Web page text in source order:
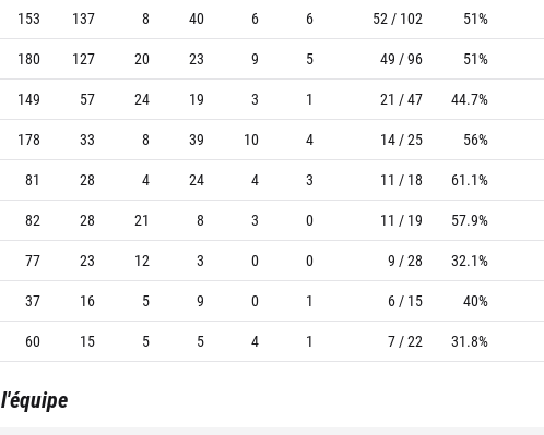
153 137 8 40 6 6 52 / 102 51%
180 127 20 23 9 5 49 / 96 51%
149 57 24 19 3 1 21 / 47 44.7%
178 33 8 39 10 4 14 / 25 56%
81 28 4 24 4 3 11 / 18 61.1%
82 28 21 8 3 0 11 / 19 57.9%
77 23 12 3 0 0 9 / 28 32.1%
37 16 5 9 0 1 6 / 15 40%
60 15 5 5 4 1 7 / 22 31.8%